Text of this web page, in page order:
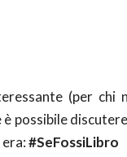
(per chi
possibile
#SeFossiLibro